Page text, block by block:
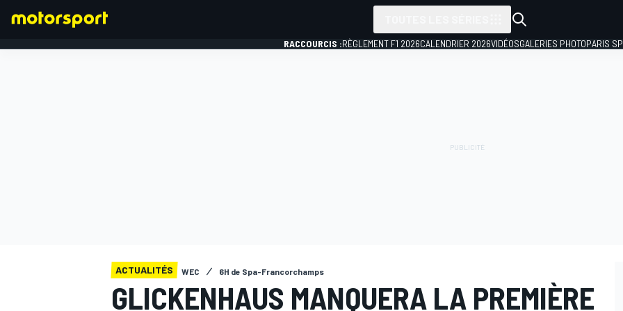
RACCOURCIS :RÈGLEMENT F1 2026CALENDRIER 2026VIDÉOSGALERIES PHOTOPARIS
ACTUALITÉS WEC 6H de Spa-Francorchamps
GLICKENHAUS MANQUERA LA PREMIÈRE